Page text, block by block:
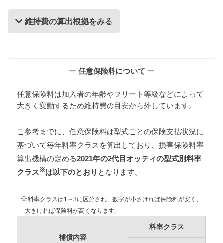
維持費の算出根拠をみる
維持費の算出根拠
自動車税
2代目オッティは軽自動車ですので660cc以下の課税
クラスに該当します。
ィは環境負荷の関係で自動車税が約80%増額されま
すが、維持費は標準税額をもとに算出しています。
型式
ー 任意保険料について ー
任意保険料は加入者の年齢やフリート等級などによって
大きく変動するため維持費の目安から外しています。
ご参考までに、任意保険料は型式ごとの保険支払状況に
基づいて毎年料率クラスを算出しており、損害保険料率
算出機構の定める2021年の2代目オッティの型式別料率
クラス※は以下のとおり となります。
※料率クラスは1～3に区分され、数字が小さければ保険料が安く、
大きければ保険料が高くなります。
補償内容
料率クラス